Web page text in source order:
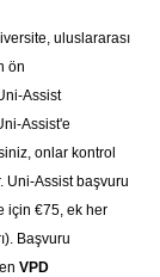
uluslararası
ön
Assist
Assist'e
onlar kontrol
Uni-Assist başvuru
için €75, ek her
Başvuru
VPD